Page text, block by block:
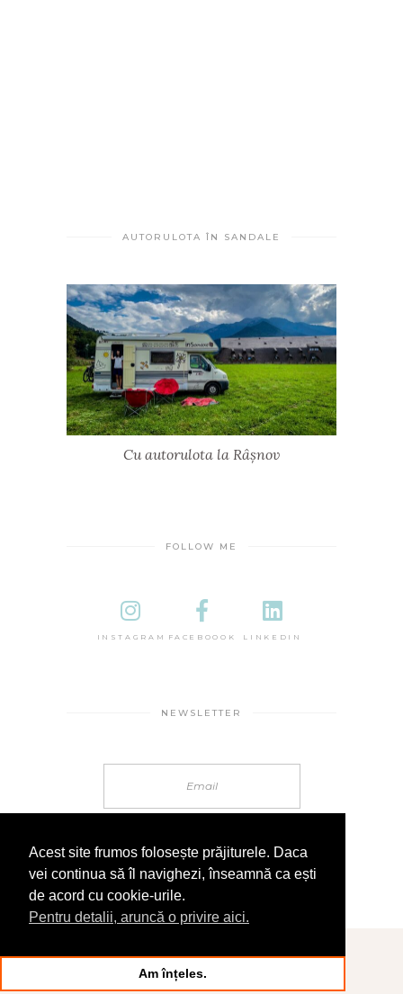
AUTORULOTA ÎN SANDALE
Cu autorulota la Râșnov
FOLLOW ME
INSTAGRAM FACEBOOOK LINKEDIN
NEWSLETTER
© 2025 În Sandale
Acest site frumos folosește prăjiturele. Daca
vei continua să îl navighezi, înseamnă ca ești
de acord cu cookie-urile.
Pentru detalii, aruncă o privire aici.
Am înțeles.